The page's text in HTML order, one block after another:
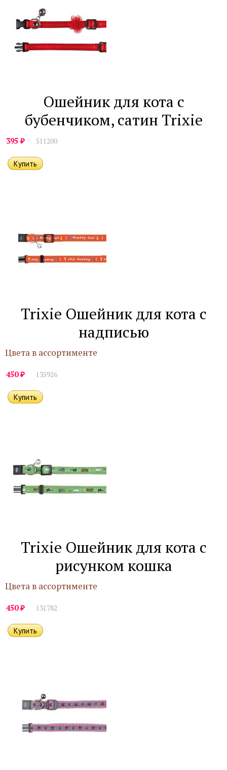
Ошейник для кота с
бубенчиком, сатин Trixie
395 ₽ 511200
Trixie Ошейник для кота с
надписью
Цвета в ассортименте
450₽ 135926
Trixie Ошейник для кота с
рисунком кошка
Цвета в ассортименте
450₽ 131782